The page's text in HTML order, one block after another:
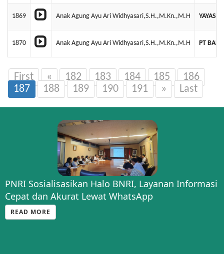
1869 Anak Agung Ayu Ari Widhyasari,S.H.,M.Kn.,M.H
1870 Anak Agung Ayu Ari Widhyasari,S.H.,M.Kn.,M.H PT
First « 182 183 184 185
186
187
188 189 190 191 » Last
PNRI Sosialisasikan Halo BNRI, Layanan Informasi
Cepat dan Akurat Lewat WhatsApp
READ MORE